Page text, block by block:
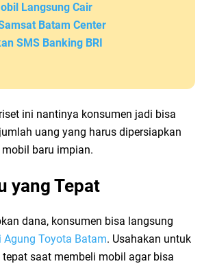
Langsung Cair
Batam Center
SMS Banking BRI
ini nantinya konsumen jadi bisa
uang yang harus dipersiapkan
baru impian.
yang Tepat
dana, konsumen bisa langsung
Agung Toyota Batam. Usahakan untuk
saat membeli mobil agar bisa